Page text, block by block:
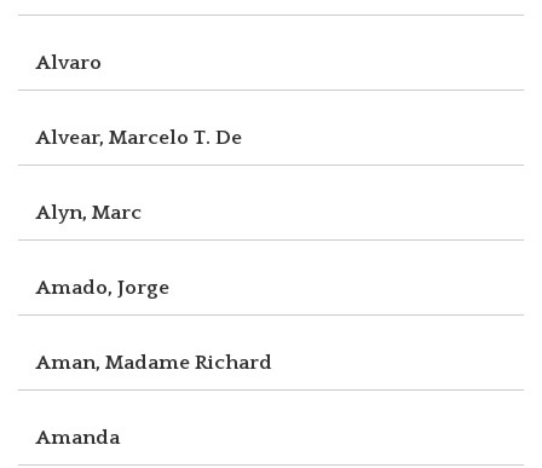
Alvaro
Alvear, Marcelo T. De
Alyn, Marc
Amado, Jorge
Aman, Madame Richard
Amanda